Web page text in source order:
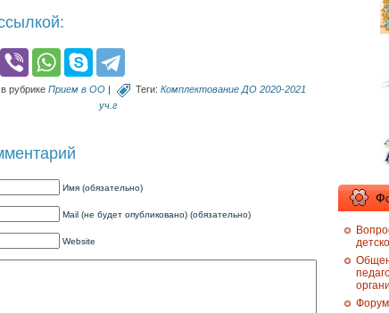
рубрике Прием в ОО| Теги: Комплектование ДО 2020-2021
уч.г
Имя (обязательно)
Mail (не будет опубликовано) (обязательно)
Website